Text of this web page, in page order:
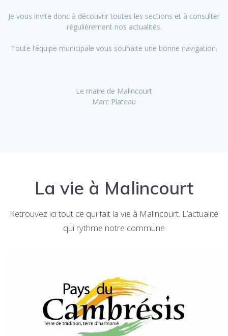
Je vous invite donc à découvrir toutes les sections et à consulter
régulièrement nos actualités.
Toute l’équipe municipale vous souhaite une bonne navigation.
Le maire de Malincourt
Marc Plateau
La vie à Malincourt
Retrouvez ici tout ce qui fait la vie à Malincourt. L’actualité
qui rythme notre commune